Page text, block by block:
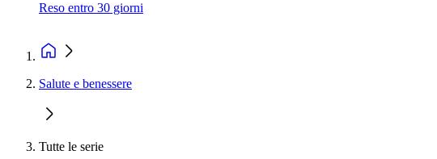
Reso entro 30 giorni
Salute e benessere
Tutte le serie